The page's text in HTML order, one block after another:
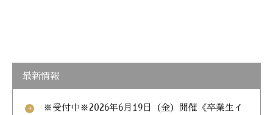
最新情報
arrow_forward
※受付中※2026年6月19日（金）開催《卒業生イ